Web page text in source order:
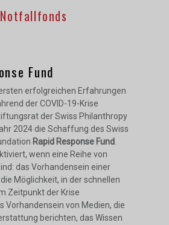
Notfallfonds
Fund
erfolgreichen Erfahrungen
der COVID-19-Krise
der Swiss Philanthropy
2024 die Schaffung des Swiss
Rapid Response Fund
wenn eine Reihe von
das Vorhandensein einer
Möglichkeit, in der schnellen
Zeitpunkt der Krise
Vorhandensein von Medien, die
berichten, das Wissen